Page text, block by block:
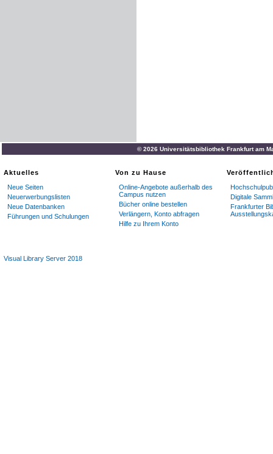
© 2026 Universitätsbibliothek Frankfurt am
Aktuelles
Neue Seiten
Neuerwerbungslisten
Neue Datenbanken
Führungen und Schulungen
Von zu Hause
Online-Angebote außerhalb des
Campus nutzen
Bücher online bestellen
Verlängern, Konto abfragen
Hilfe zu Ihrem Konto
Digitale
Frankfurter
Visual Library Server 2018